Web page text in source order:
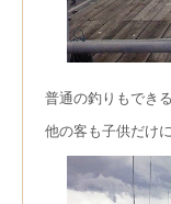
普通の釣りもでき
他の客も子供だけ